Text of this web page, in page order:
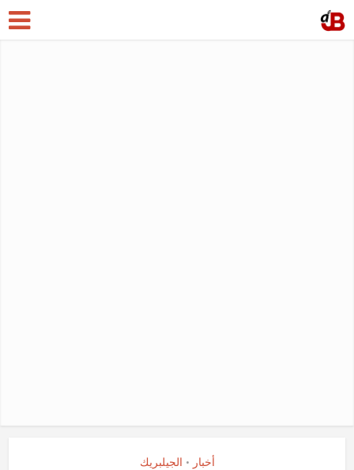
أخبار • الجيلبريك